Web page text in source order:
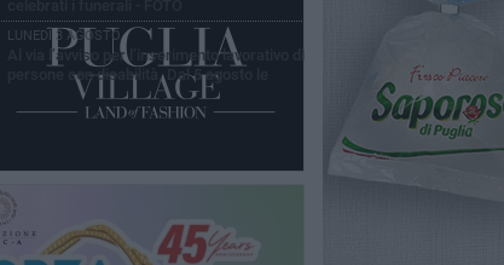
LUNEDÌ 3 AGOSTO
Al via l’avviso per l’inserimento lavorativo di
persone con disabilità. Dal 5 agosto le